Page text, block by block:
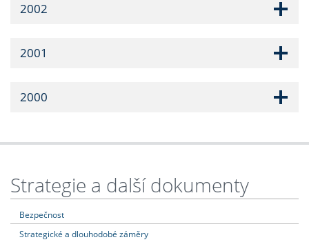
2002
2001
2000
Strategie a další dokumenty
Bezpečnost
Strategické a dlouhodobé záměry